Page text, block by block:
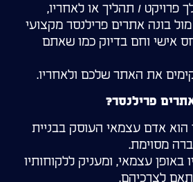
פרויקט / תהליך או לאחריו,
בונה אתרים פרילנסר מקצועי
אישי וחם בדיוק כמו שאתם
את האתר שלכם ולאחריו.
פרילנסר?
הוא אדם עצמאי העוסק בבניית
מסוימת.
באופן עצמאי, ומעניק ללקוחותיו
לצרכיהם.